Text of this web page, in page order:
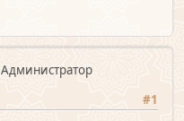
Администратор
#1